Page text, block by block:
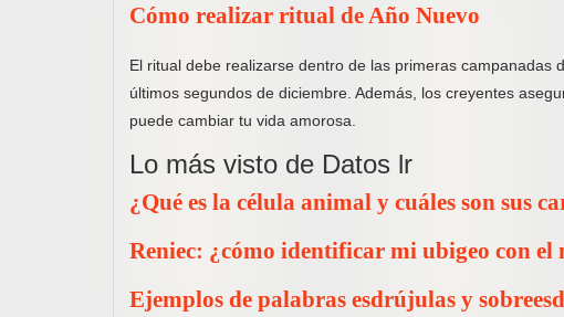
Cómo realizar ritual de Año Nuevo
El ritual debe realizarse dentro de las primeras
últimos segundos de diciembre. Además, los creyentes
puede cambiar tu vida amorosa.
Lo más visto de Datos lr
¿Qué es la célula animal y cuáles son sus
Reniec: ¿cómo identificar mi ubigeo con el
Ejemplos de palabras esdrújulas y